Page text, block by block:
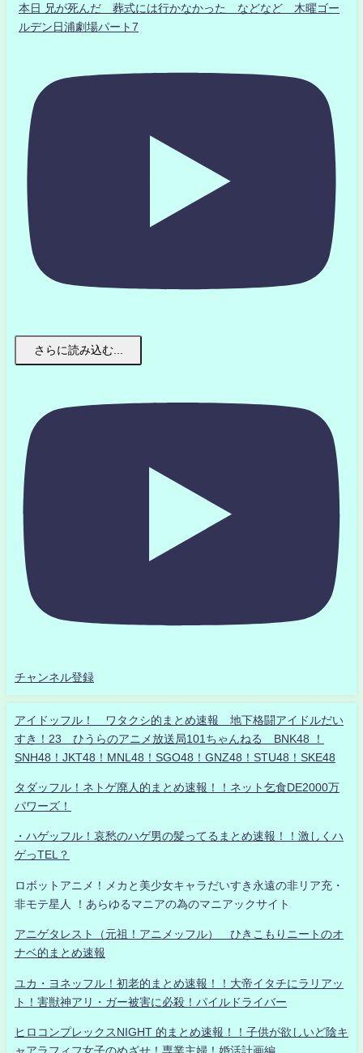
本日 兄が死んだ 葬式には行かなかった などなど 木曜ゴー
ルデン日浦劇場パート7
さらに読み込む...
チャンネル登録
アイドッフル！ ワタクシ的まとめ速報 地下格闘アイドルだい
すき！23 ひうらのアニメ放送局101ちゃんねる BNK48 ！
SNH48！JKT48！MNL48！SGO48！GNZ48！STU48！SKE48
タダッフル！ネトゲ廃人的まとめ速報！！ネット乞食DE2000万
パワーズ！
・ハゲッフル！哀愁のハゲ男の髪ってるまとめ速報！！激しくハ
ゲっTEL？
ロボットアニメ！メカと美少女キャラだいすき永遠の非リア充・
非モテ星人 ！あらゆるマニアの為のマニアックサイト
アニゲタレスト（元祖！アニメッフル） ひきこもりニートのオ
ナベ的まとめ速報
ユカ・ヨネッフル！初老的まとめ速報！！大帝イタチにラリアッ
ト！害獣神アリ・ガー被害に必殺！パイルドライバー
ヒロコンプレックスNIGHT 的まとめ速報！！子供が欲しいど陰キ
ャアラフィフ女子のめざせ！専業主婦！婚活計画編